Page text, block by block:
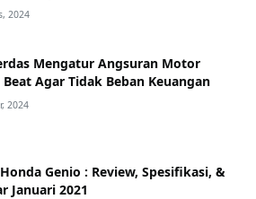
2024
Mengatur Angsuran Motor
Agar Tidak Beban Keuangan
2024
Genio : Review, Spesifikasi, &
Januari 2021